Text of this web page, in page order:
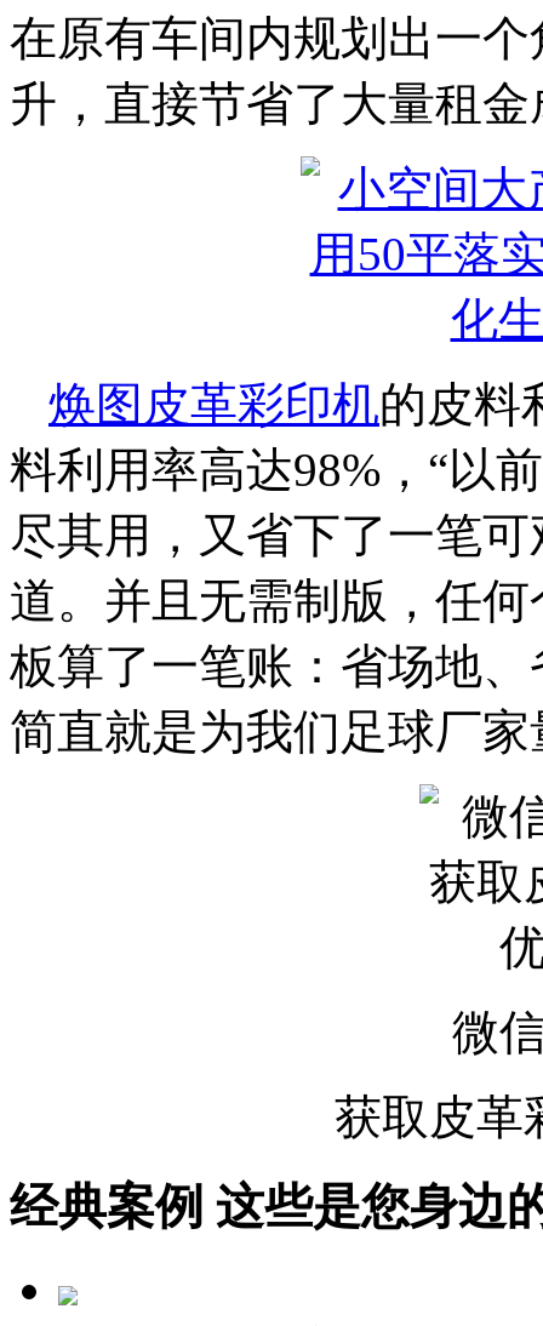
在原有车间内规划出一
升，直接节省了大量租金
焕图皮革彩印机的皮料
料利用率高达98%，“以
尽其用，又省下了一笔
道。并且无需制版，任
板算了一笔账：省场地
简直就是为我们足球厂
微
获取皮革
经典案例 这些是您身边